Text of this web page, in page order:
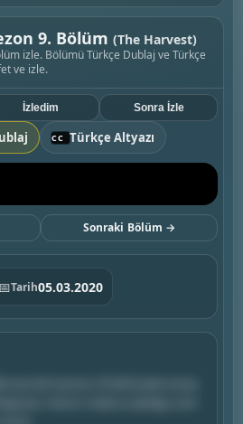
9. Bölüm (The Harvest)
izle. Bölümü Türkçe Dublaj ve Türkçe
ve izle.
Türkçe Altyazı
İzledim Sonra İzle
Sonraki Bölüm →
📅Tarih05.03.2020